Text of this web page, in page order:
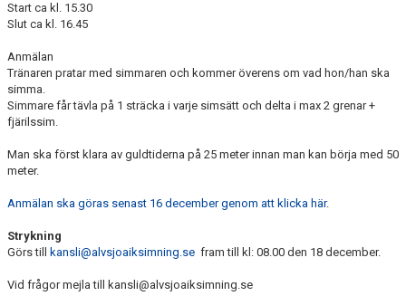
Start ca kl. 15.30
Slut ca kl. 16.45
Anmälan
Tränaren pratar med simmaren och kommer överens om vad hon/han ska
simma.
Simmare får tävla på 1 sträcka i varje simsätt och delta i max 2 grenar +
fjärilssim.
Man ska först klara av guldtiderna på 25 meter innan man kan börja med 50
meter.
Anmälan ska göras senast 16 december genom att klicka här.
Strykning
Görs till
kansli@alvsjoaiksimning.se fram till kl: 08.00 den 18 december.
Vid frågor mejla till kansli@alvsjoaiksimning.se